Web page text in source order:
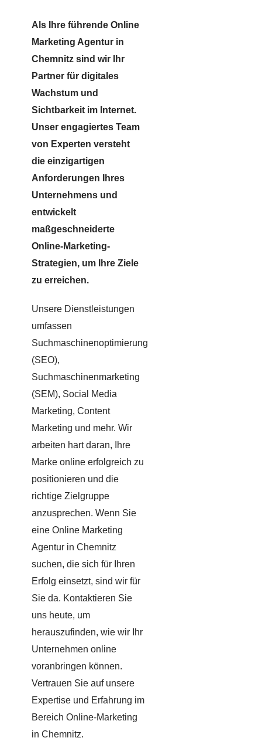
Als Ihre führende Online
Marketing Agentur in
Chemnitz sind wir Ihr
Partner für digitales
Wachstum und
Sichtbarkeit im Internet.
Unser engagiertes Team
von Experten versteht
die einzigartigen
Anforderungen Ihres
Unternehmens und
entwickelt
maßgeschneiderte
Online-Marketing-
Strategien, um Ihre Ziele
zu erreichen.
Unsere Dienstleistungen
umfassen
Suchmaschinenoptimierung
(SEO),
Suchmaschinenmarketing
(SEM), Social Media
Marketing, Content
Marketing und mehr. Wir
arbeiten hart daran, Ihre
Marke online erfolgreich zu
positionieren und die
richtige Zielgruppe
anzusprechen. Wenn Sie
eine Online Marketing
Agentur in Chemnitz
suchen, die sich für Ihren
Erfolg einsetzt, sind wir für
Sie da. Kontaktieren Sie
uns heute, um
herauszufinden, wie wir Ihr
Unternehmen online
voranbringen können.
Vertrauen Sie auf unsere
Expertise und Erfahrung im
Bereich Online-Marketing
in Chemnitz.